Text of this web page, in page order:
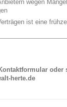
wegen
ist eine
oder
herte.de